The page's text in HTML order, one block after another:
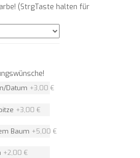
(StrgTaste halten für
Datum +3,00 €
+3,00 €
Baum +5,00 €
+2,00 €